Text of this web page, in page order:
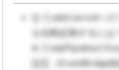
Q: CodeCommitへ
を自動起動するには？
A: CodePipelineの
設定（EventBridge